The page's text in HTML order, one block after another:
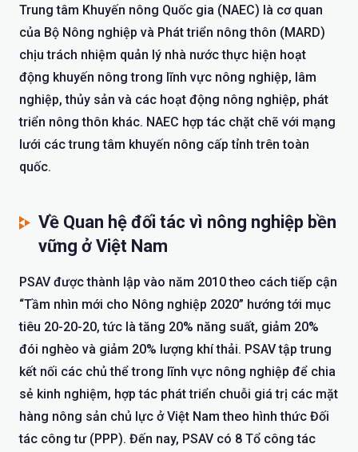
Trung tâm Khuyến nông Quốc gia (NAEC) là cơ quan
của Bộ Nông nghiệp và Phát triển nông thôn (MARD)
chịu trách nhiệm quản lý nhà nước thực hiện hoạt
động khuyến nông trong lĩnh vực nông nghiệp, lâm
nghiệp, thủy sản và các hoạt động nông nghiệp, phát
triển nông thôn khác. NAEC hợp tác chặt chẽ với mạng
lưới các trung tâm khuyến nông cấp tỉnh trên toàn
quốc.
Về Quan hệ đối tác vì nông nghiệp bền
vững ở Việt Nam
PSAV được thành lập vào năm 2010 theo cách tiếp cận
“Tầm nhìn mới cho Nông nghiệp 2020” hướng tới mục
tiêu 20-20-20, tức là tăng 20% năng suất, giảm 20%
đói nghèo và giảm 20% lượng khí thải. PSAV tập trung
kết nối các chủ thể trong lĩnh vực nông nghiệp để chia
sẻ kinh nghiệm, hợp tác phát triển chuỗi giá trị các mặt
hàng nông sản chủ lực ở Việt Nam theo hình thức Đối
tác công tư (PPP). Đến nay, PSAV có 8 Tổ công tác